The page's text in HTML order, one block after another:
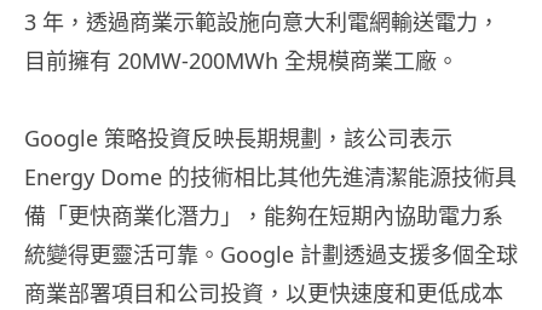
3 年，透過商業示範設施向意大利電網輸送電力，
目前擁有 20MW-200MWh 全規模商業工廠。
Google 策略投資反映長期規劃，該公司表示
Energy Dome 的技術相比其他先進清潔能源技術具
備「更快商業化潛力」，能夠在短期內協助電力系
統變得更靈活可靠。Google 計劃透過支援多個全球
商業部署項目和公司投資，以更快速度和更低成本